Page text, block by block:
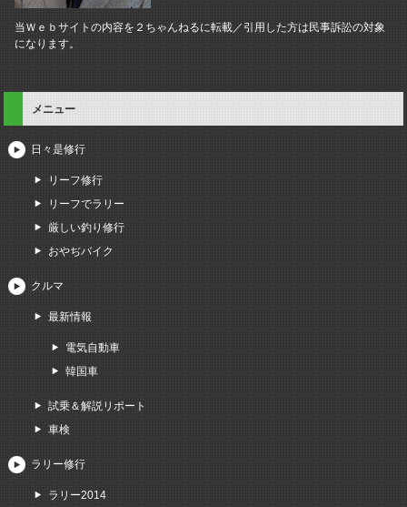
当Ｗｅｂサイトの内容を２ちゃんねるに転載／引用した方は民事訴訟の対象
になります。
メニュー
日々是修行
リーフ修行
リーフでラリー
厳しい釣り修行
おやぢバイク
クルマ
最新情報
電気自動車
韓国車
試乗＆解説リポート
車検
ラリー修行
ラリー2014